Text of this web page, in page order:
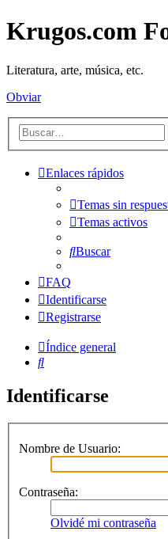
Krugos.com
Literatura, arte, música, etc.
Obviar
Enlaces rápidos
Temas sin
Temas activos
Buscar
FAQ
Identificarse
Registrarse
Índice general
Buscar
Identificarse
Nombre de Usuario:
Contraseña:
Olvidé mi contraseña